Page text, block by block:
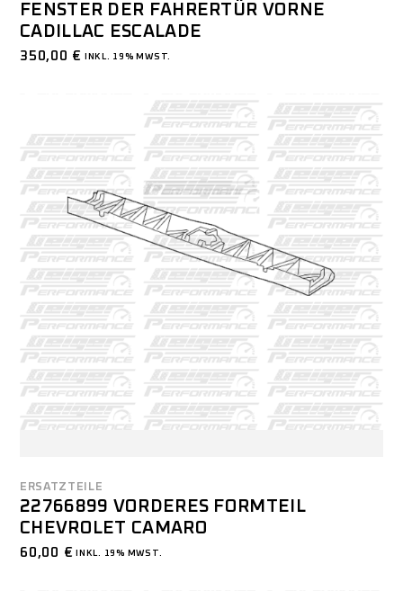
FENSTER DER FAHRERTÜR VORNE
CADILLAC ESCALADE
350,00 € INKL. 19% MWST.
ERSATZTEILE
22766899 VORDERES FORMTEIL
CHEVROLET CAMARO
60,00 € INKL. 19% MWST.